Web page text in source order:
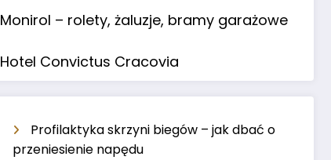
Monirol – rolety, żaluzje, bramy garażowe
Hotel Convictus Cracovia
Profilaktyka skrzyni biegów – jak dbać o
przeniesienie napędu